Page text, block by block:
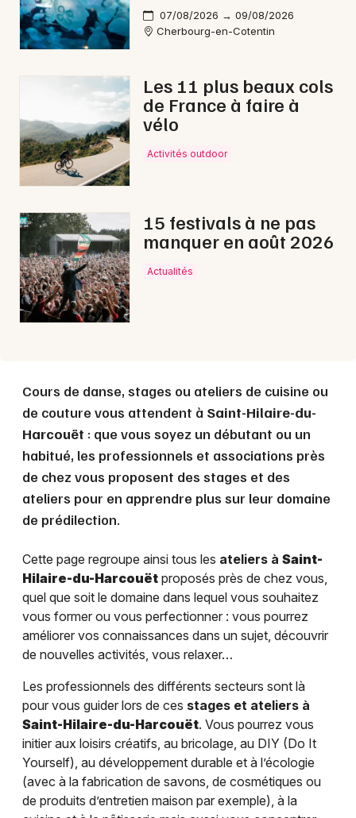
Choisir mes départements
Mon email
07/08/2026 → 09/08/2026
Cherbourg-en-Cotentin
Les 11 plus beaux cols
de France à faire à
vélo
Activités outdoor
15 festivals à ne pas
manquer en août 2026
Actualités
Cours de danse, stages ou ateliers de cuisine ou
de couture vous attendent à Saint-Hilaire-du-
Harcouët : que vous soyez un débutant ou un
habitué, les professionnels et associations près
de chez vous proposent des stages et des
ateliers pour en apprendre plus sur leur domaine
de prédilection.
Cette page regroupe ainsi tous les ateliers à Saint-
Hilaire-du-Harcouët proposés près de chez vous,
quel que soit le domaine dans lequel vous souhaitez
vous former ou vous perfectionner : vous pourrez
améliorer vos connaissances dans un sujet, découvrir
de nouvelles activités, vous relaxer…
Les professionnels des différents secteurs sont là
pour vous guider lors de ces stages et ateliers à
Saint-Hilaire-du-Harcouët. Vous pourrez vous
initier aux loisirs créatifs, au bricolage, au DIY (Do It
Yourself), au développement durable et à l’écologie
(avec à la fabrication de savons, de cosmétiques ou
de produits d’entretien maison par exemple), à la